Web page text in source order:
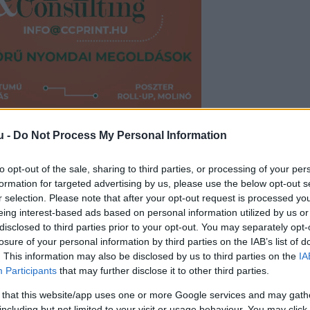
- Do Not Process My Personal Information
opt-out of the sale, sharing to third parties, or processing of your
for targeted advertising by us, please use the below opt-out
selection. Please note that after your opt-out request is processed
interest-based ads based on personal information utilized by us
to third parties prior to your opt-out. You may separately
of your personal information by third parties on the IAB’s list of
This information may also be disclosed by us to third parties on the
Participants that may further disclose it to other third parties.
this website/app uses one or more Google services and may
vált világhírűvé, ezáltal pedig rengeteg fiatal
interjújában beszélt filmekről, hírnévről,
amivel az egész világ megismerte. Elmondta,
a főszerepben Katniss Everdeenként, aki
számára, hogyan alakítja és jeleníti meg a
vele azonosulni.